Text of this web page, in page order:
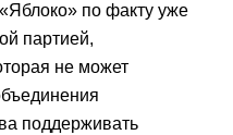
по факту уже
партией,
не может
поддерживать